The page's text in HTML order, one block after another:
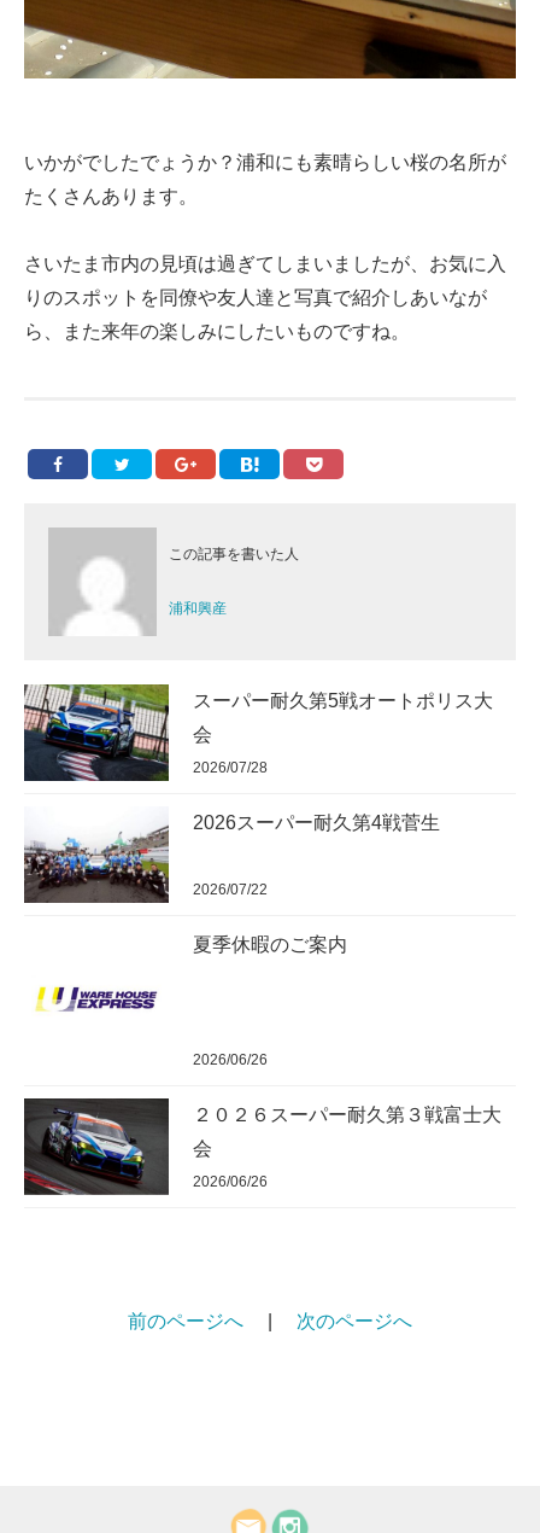
いかがでしたでょうか？浦和にも素晴らしい桜の名所が
たくさんあります。
さいたま市内の見頃は過ぎてしまいましたが、お気に入
りのスポットを同僚や友人達と写真で紹介しあいなが
ら、また来年の楽しみにしたいものですね。
この記事を書いた人
浦和興産
スーパー耐久第5戦オートポリス大
会
2026/07/28
2026スーパー耐久第4戦菅生
2026/07/22
夏季休暇のご案内
2026/06/26
２０２６スーパー耐久第３戦富士大
会
2026/06/26
前のページへ 次のページへ